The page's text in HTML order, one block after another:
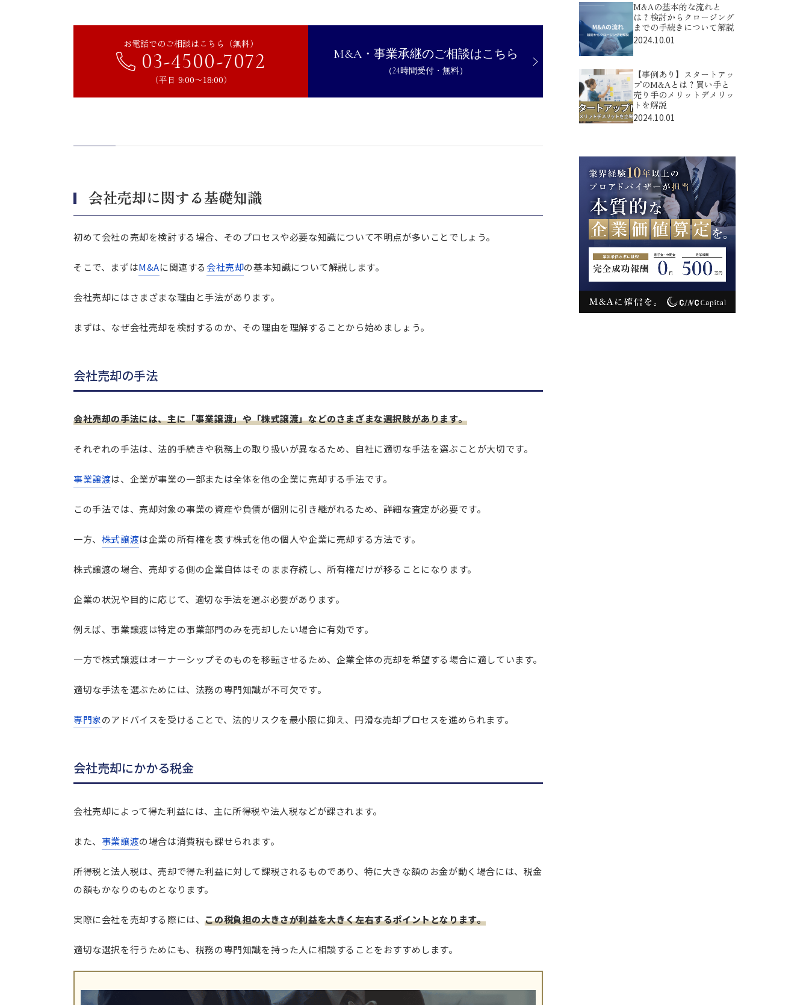
会社売却の相談先を選ぶ際のポイント
成約の実績が豊富か
サポート体制が充実しているか
どのような相手へ売却したいか
会社売却を検討するタイミングで行うこと
自社の強みの整理
お電話でのご相談はこちら（無料）
03-4500-7072
（平日 9:00〜18:00）
M&A・事業承継のご相談はこちら
（24時間受付・無料）
会社売却に関する基礎知識
初めて会社の売却を検討する場合、そのプロセスや必要な知識について不明点が多いことでしょう。
そこで、まずはM&Aに関連する 会社売却の基本知識について解説します。
会社売却にはさまざまな理由と手法があります。
まずは、なぜ会社売却を検討するのか、その理由を理解することから始めましょう。
会社売却の手法
会社売却の手法には、主に「事業譲渡」や「株式譲渡」などのさまざまな選択肢があります。
それぞれの手法は、法的手続きや税務上の取り扱いが異なるため、自社に適切な手法を選ぶことが大切です。
事業譲渡は、企業が事業の一部または全体を他の企業に売却する手法です。
この手法では、売却対象の事業の資産や負債が個別に引き継がれるため、詳細な査定が必要です。
一方、 株式譲渡は企業の所有権を表す株式を他の個人や企業に売却する方法です。
株式譲渡の場合、売却する側の企業自体はそのまま存続し、所有権だけが移ることになります。
企業の状況や目的に応じて、適切な手法を選ぶ必要があります。
例えば、事業譲渡は特定の事業部門のみを売却したい場合に有効です。
一方で株式譲渡はオーナーシップそのものを移転させるため、企業全体の売却を希望する場合に適しています。
適切な手法を選ぶためには、法務の専門知識が不可欠です。
専門家のアドバイスを受けることで、法的リスクを最小限に抑え、円滑な売却プロセスを進められます。
会社売却にかかる税金
会社売却によって得た利益には、主に所得税や法人税などが課されます。
また、 事業譲渡の場合は消費税も課せられます。
所得税と法人税は、売却で得た利益に対して課税されるものであり、特に大きな額のお金が動く場合には、税金
の額もかなりのものとなります。
実際に会社を売却する際には、この税負担の大きさが利益を大きく左右するポイントとなります。
適切な選択を行うためにも、税務の専門知識を持った人に相談することをおすすめします。
M&Aの基本的な流れと
は？検討からクロージング
までの手続きについて解説
2024.10.01
【事例あり】スタートアッ
プのM&Aとは？買い手と
売り手のメリットデメリッ
トを解説
2024.10.01